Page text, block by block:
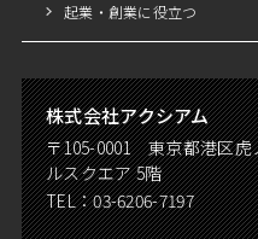
起業・創業に役立つ
株式会社アクシアム
〒105-0001 東京都港区虎
ルスクエア 5階
TEL：03-6206-7197